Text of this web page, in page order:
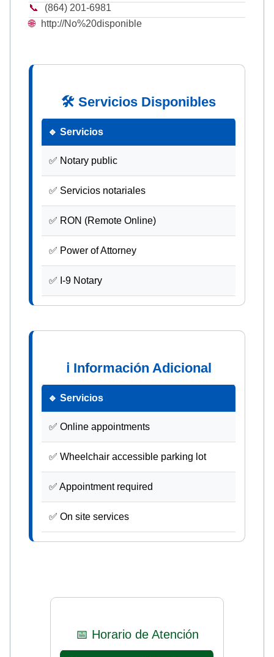
📞
(864) 201-6981
🌐
http://No%20disponible
🛠 Servicios Disponibles
🔹 Servicios
✅ Notary public
✅ Servicios notariales
✅ RON (Remote Online)
✅ Power of Attorney
✅ I-9 Notary
ℹ Información Adicional
🔹 Servicios
✅ Online appointments
✅ Wheelchair accessible parking lot
✅ Appointment required
✅ On site services
📅 Horario de Atención